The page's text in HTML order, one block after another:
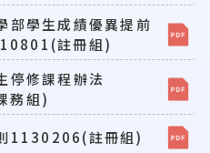
部學生成績優異提前
註冊組)
停修課程辦法
務組)
1130206(註冊組)